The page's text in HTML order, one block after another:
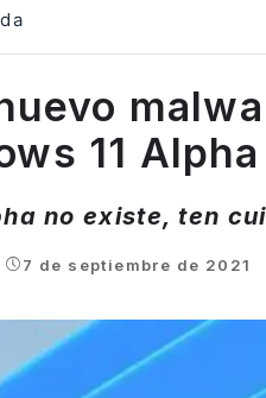
11 Alpha
no existe, ten
7 de septiembre de 2021